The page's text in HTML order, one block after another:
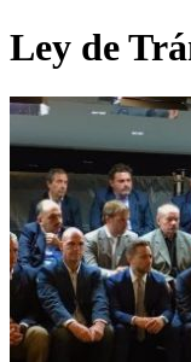
Ley de